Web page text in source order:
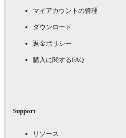
マイアカウントの管理
ダウンロード
返金ポリシー
購入に関するFAQ
Support
リソース